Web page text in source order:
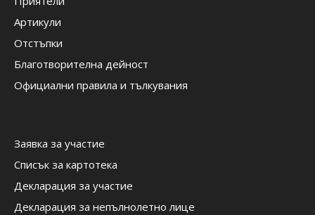
Артикули
Отстъпки
Благотворителна дейност
Официални правила и тълкувания
Заявка за участие
Списък за картотека
Декларация за участие
Декларация за непълнолетно лице